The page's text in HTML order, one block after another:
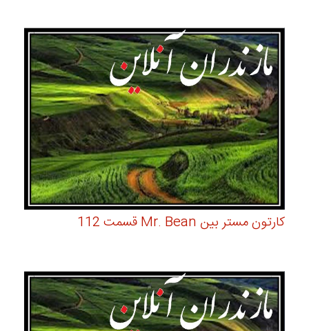
کارتون مستر بین Mr. Bean قسمت 112